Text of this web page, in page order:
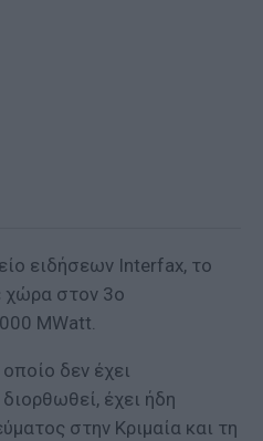
ειδήσεων Interfax, το
χώρα στον 3ο
ΜWatt.
δεν έχει
έχει ήδη
στην Κριμαία και τη